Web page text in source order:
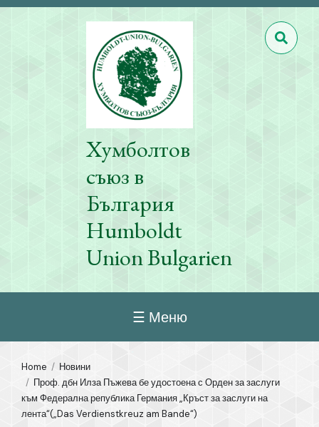
Хумболтов
съюз в
България
Humboldt
Union Bulgarien
☰ Меню
Home
Новини
Проф. дбн Илза Пъжева бе удостоена с Орден за заслуги
към Федерална република Германия „Кръст за заслуги на
лента“(„Das Verdienstkreuz am Bande“)